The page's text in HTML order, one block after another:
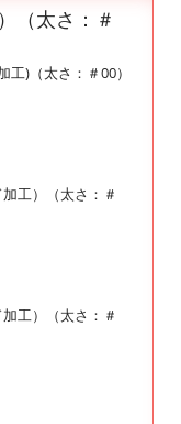
（太さ：＃
工)（太さ：＃00）
工）（太さ：＃
工）（太さ：＃